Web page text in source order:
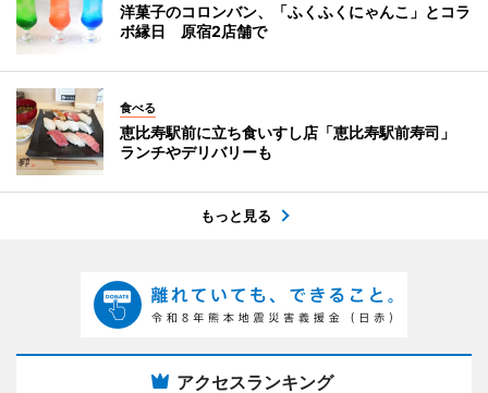
洋菓子のコロンバン、「ふくふくにゃんこ」とコラ
ボ縁日 原宿2店舗で
食べる
恵比寿駅前に立ち食いすし店「恵比寿駅前寿司」
ランチやデリバリーも
もっと見る
アクセスランキング